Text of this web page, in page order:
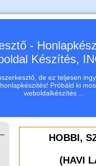
-
Készítés,
de ez teljesen
Próbáld ki
weboldalkészítés ...
HOBBI,
(HAVI